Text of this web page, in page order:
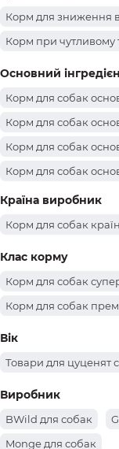
Корм для зниження
Корм при чутливому
Основний
Корм для собак
Корм для собак
Корм для собак
Корм для собак
Корм для собак
Корм для собак
Корм для собак
Корм для собак
Корм для собак
Країна виробник
Корм для собак
Клас корму
Корм для собак
Корм для собак
Вік
Товари для цуценят
Виробник
BWild для собак
Monge для собак